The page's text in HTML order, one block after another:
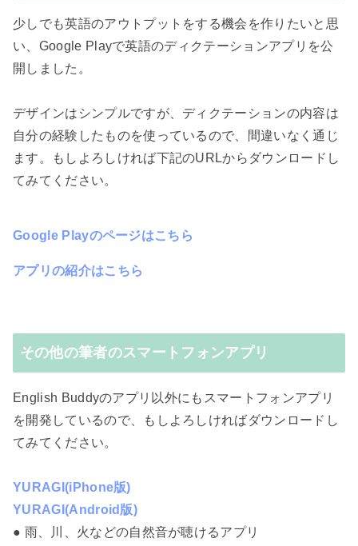
少しでも英語のアウトプットをする機会を作りたいと思
い、Google Playで英語のディクテーションアプリを公
開しました。
デザインはシンプルですが、ディクテーションの内容は
自分の経験したものを使っているので、間違いなく通じ
ます。もしよろしければ下記のURLからダウンロードし
てみてください。
Google Playのページはこちら
アプリの紹介はこちら
その他の筆者のスマートフォンアプリ
English Buddyのアプリ以外にもスマートフォンアプリ
を開発しているので、もしよろしければダウンロードし
てみてください。
YURAGI(iPhone版)
YURAGI(Android版)
● 雨、川、火などの自然音が聴けるアプリ